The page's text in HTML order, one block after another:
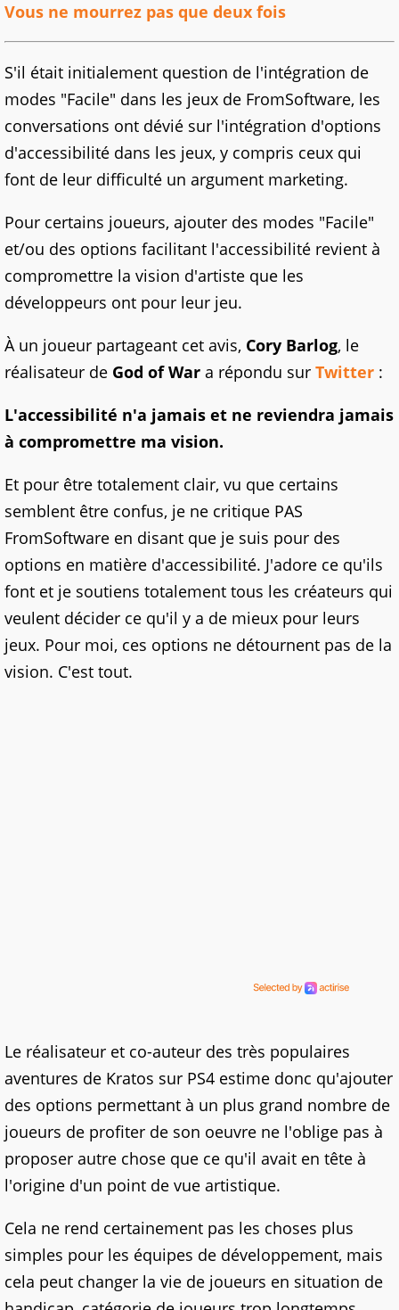
Vous ne mourrez pas que deux fois
S'il était initialement question de l'intégration de
modes "Facile" dans les jeux de FromSoftware, les
conversations ont dévié sur l'intégration d'options
d'accessibilité dans les jeux, y compris ceux qui
font de leur difficulté un argument marketing.
Pour certains joueurs, ajouter des modes "Facile"
et/ou des options facilitant l'accessibilité revient à
compromettre la vision d'artiste que les
développeurs ont pour leur jeu.
À un joueur partageant cet avis, Cory Barlog, le
réalisateur de God of War a répondu sur Twitter :
L'accessibilité n'a jamais et ne reviendra jamais
à compromettre ma vision.
Et pour être totalement clair, vu que certains
semblent être confus, je ne critique PAS
FromSoftware en disant que je suis pour des
options en matière d'accessibilité. J'adore ce qu'ils
font et je soutiens totalement tous les créateurs qui
veulent décider ce qu'il y a de mieux pour leurs
jeux. Pour moi, ces options ne détournent pas de la
vision. C'est tout.
Le réalisateur et co-auteur des très populaires
aventures de Kratos sur PS4 estime donc qu'ajouter
des options permettant à un plus grand nombre de
joueurs de profiter de son oeuvre ne l'oblige pas à
proposer autre chose que ce qu'il avait en tête à
l'origine d'un point de vue artistique.
Cela ne rend certainement pas les choses plus
simples pour les équipes de développement, mais
cela peut changer la vie de joueurs en situation de